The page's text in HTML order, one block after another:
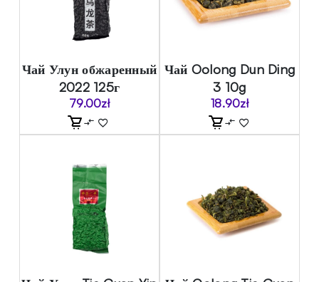
Чай Улун обжаренный
2022 125г
79.00zł
Чай Oolong Dun Ding
3 10g
18.90zł